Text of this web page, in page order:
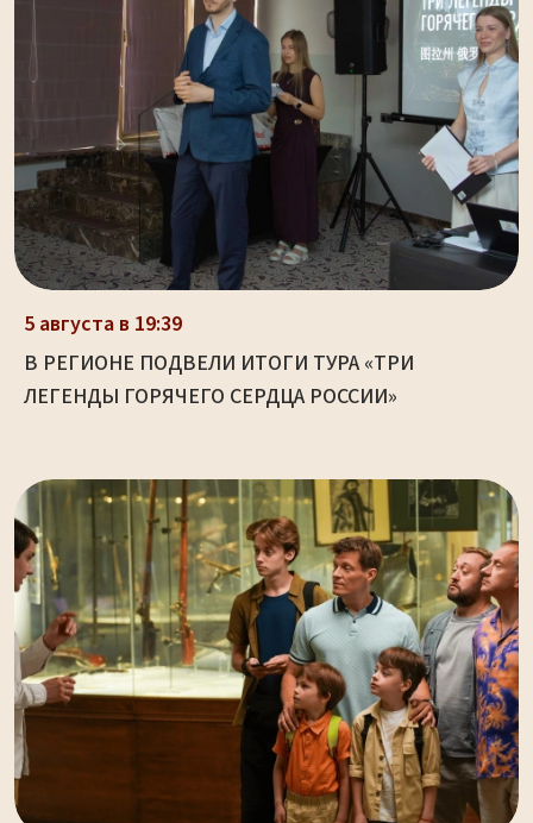
5 августа в 19:39
В РЕГИОНЕ ПОДВЕЛИ ИТОГИ ТУРА «ТРИ
ЛЕГЕНДЫ ГОРЯЧЕГО СЕРДЦА РОССИИ»